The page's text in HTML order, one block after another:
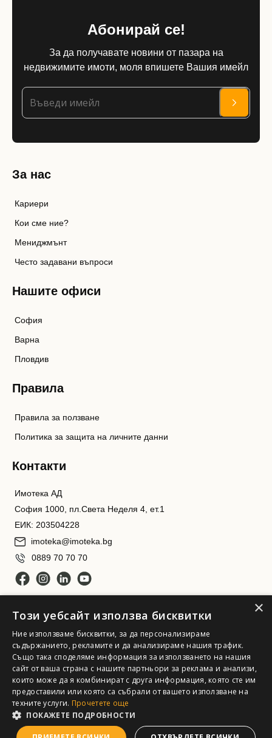
Абонирай се!
За да получавате новини от пазара на
недвижимите имоти, моля впишете Вашия имейл
За нас
Кариери
Кои сме ние?
Мениджмънт
Често задавани въпроси
Нашите офиси
София
Варна
Пловдив
Правила
Правила за ползване
Политика за защита на личните данни
Контакти
Имотека АД
София 1000, пл.Света Неделя 4, ет.1
ЕИК: 203504228
imoteka@imoteka.bg
0889 70 70 70
Имотека АД. Всички права запазени
×
Този уебсайт използва бисквитки
Ние използваме бисквитки, за да персонализираме
съдържанието, рекламите и да анализираме нашия трафик.
Също така споделяме информация за използването на нашия
сайт от ваша страна с нашите партньори за реклама и анализи,
които може да я комбинират с друга информация, която сте им
предоставили или която са събрали от вашето използване на
техните услуги. Прочетете още
ПОКАЖЕТЕ ПОДРОБНОСТИ